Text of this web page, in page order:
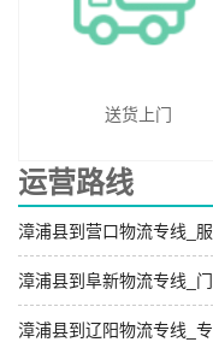
送货上门
运营路线
漳浦县到营口物流专线_
漳浦县到阜新物流专线_
漳浦县到辽阳物流专线_